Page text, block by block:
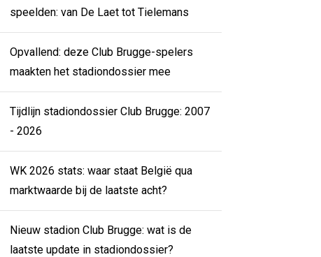
speelden: van De Laet tot Tielemans
Opvallend: deze Club Brugge-spelers
maakten het stadiondossier mee
Tijdlijn stadiondossier Club Brugge: 2007
- 2026
WK 2026 stats: waar staat België qua
marktwaarde bij de laatste acht?
Nieuw stadion Club Brugge: wat is de
laatste update in stadiondossier?